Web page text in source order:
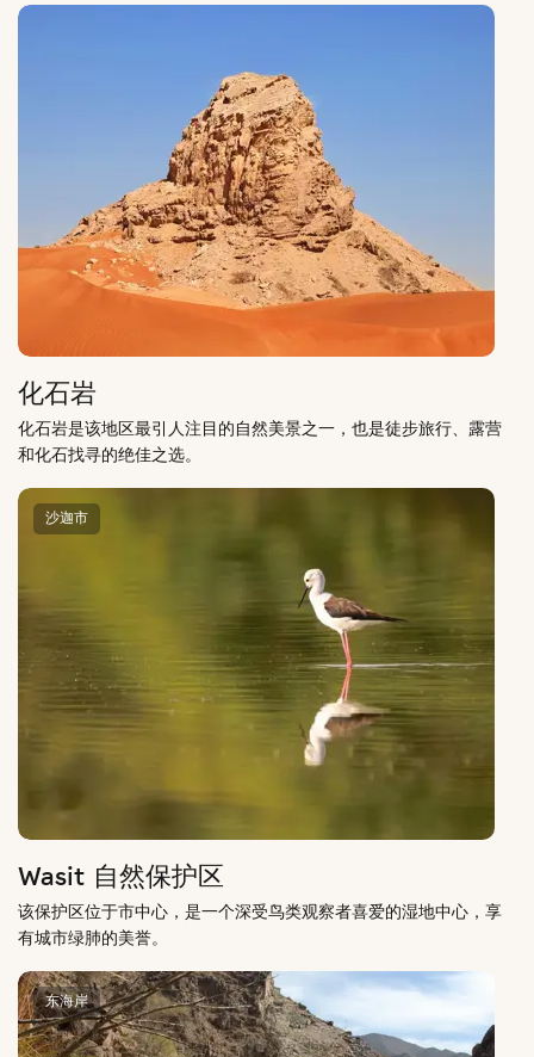
化石岩
化石岩是该地区最引人注目的自然美景之一，也是徒步旅行、露营
和化石找寻的绝佳之选。
沙迦市
Wasit 自然保护区
该保护区位于市中心，是一个深受鸟类观察者喜爱的湿地中心，享
有城市绿肺的美誉。
东海岸